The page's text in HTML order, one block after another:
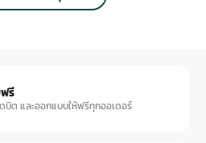
รี
บิต และออกแบบให้ฟรีทุกออเดอร์